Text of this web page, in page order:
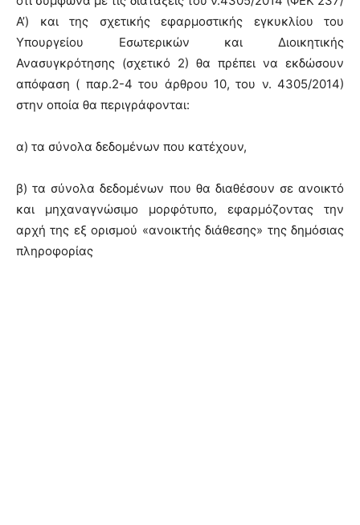
Α’) και της σχετικής εφαρμοστικής εγκυκλίου του
Υπουργείου Εσωτερικών και Διοικητικής
Ανασυγκρότησης (σχετικό 2) θα πρέπει να εκδώσουν
απόφαση ( παρ.2-4 του άρθρου 10, του ν. 4305/2014)
στην οποία θα περιγράφονται:
α) τα σύνολα δεδομένων που κατέχουν,
β) τα σύνολα δεδομένων που θα διαθέσουν σε ανοικτό
και μηχαναγνώσιμο μορφότυπο, εφαρμόζοντας την
αρχή της εξ ορισμού «ανοικτής διάθεσης» της δημόσιας
πληροφορίας